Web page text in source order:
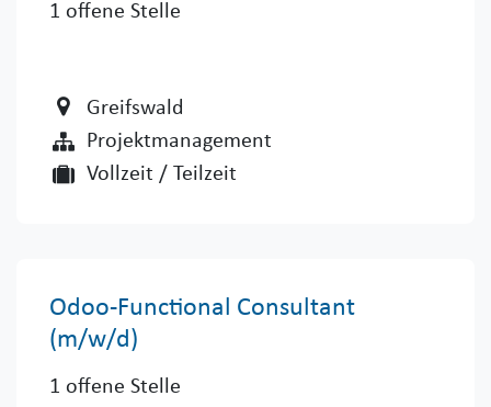
1 offene Stelle
Greifswald
Projektmanagement
Vollzeit / Teilzeit
Odoo-Functional Consultant
(m/w/d)
1 offene Stelle